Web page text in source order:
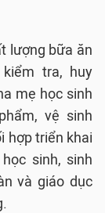
lượng bữa ăn
tra, huy
mẹ học sinh
vệ sinh
hợp triển khai
sinh, sinh
và giáo dục